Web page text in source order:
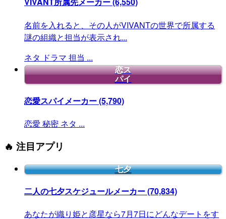
名前を入れると、その人がVIVANTの世界で所属する
謎の組織と担当が表示され...
ネタ ドラマ 担当 ...
恋ス
パイ
恋愛スパイメーカー(5,790)
恋愛 秘密 ネタ ...
🔥 注目アプリ
七夕
二人の七夕スケジュールメーカー(70,834)
あなたが織り姫と彦星なら7月7日にどんなデートをす